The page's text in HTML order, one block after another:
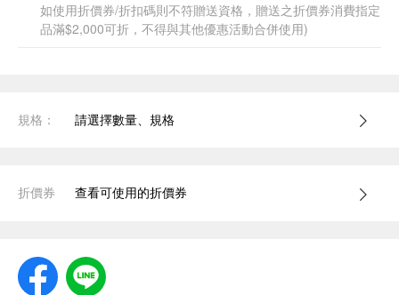
如使用折價券/折扣碼則不符贈送資格，贈送之折價券消費指定
品滿$2,000可折，不得與其他優惠活動合併使用)
規格： 請選擇數量、規格
折價券 查看可使用的折價券